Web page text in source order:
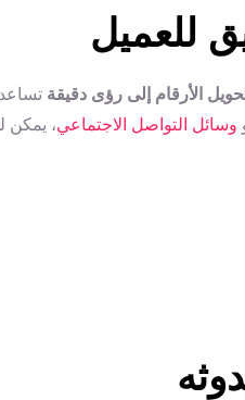
الأرقام إلى رؤى دقيقة
وسائل التواصل الاجتماعي، يمكن